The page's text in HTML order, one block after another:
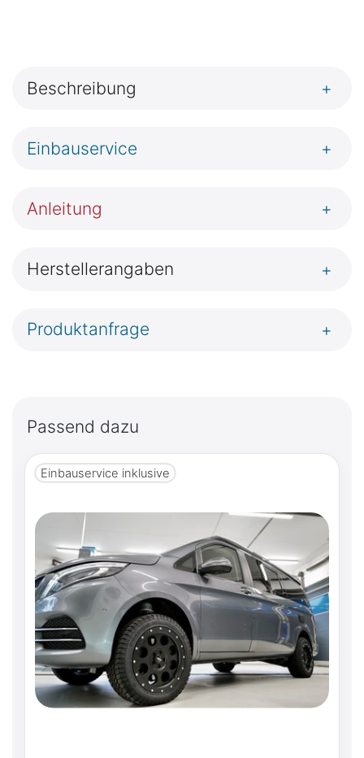
Beschreibung +
Einbauservice +
Anleitung +
Herstellerangaben +
Produktanfrage +
Passend dazu
Einbauservice inklusive